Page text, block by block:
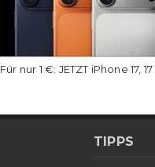
Für nur 1 €: JETZT iPhone 17,
TIPPS